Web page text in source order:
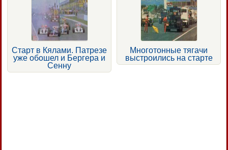
Старт в Кялами. Патрезе
уже обошел и Бергера и
Сенну
Многотонные тягачи
выстроились на старте